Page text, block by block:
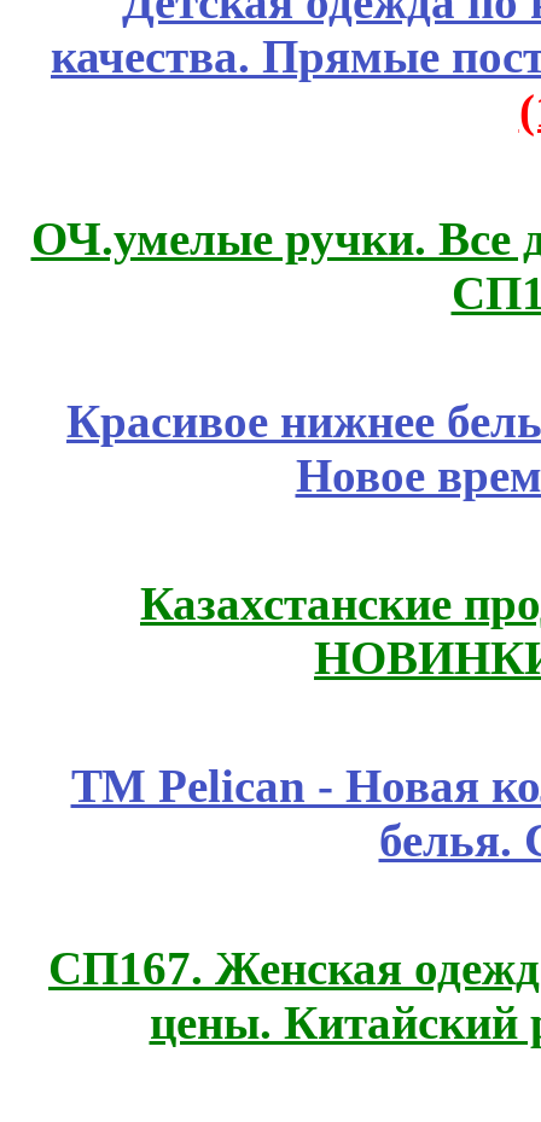
качества. Прямые
ОЧ.умелые ручки. Все
Красивое нижнее
Новое
Казахстанские
ТМ Pelican - Новая
белья.
СП167. Женская
цены. Китайский